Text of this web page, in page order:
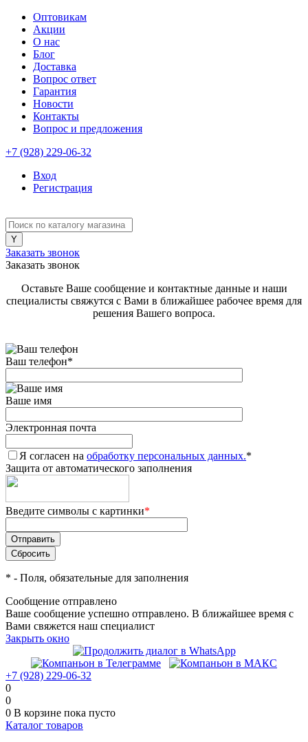
Оптовикам
Акции
О нас
Блог
Доставка
Вопрос ответ
Гарантия
Новости
Контакты
Вопрос и предложения
+7 (928) 229-06-32
Вход
Регистрация
Заказать звонок
Заказать звонок
Оставьте Ваше сообщение и контактные данные и наши
специалисты свяжутся с Вами в ближайшее рабочее время для
решения Вашего вопроса.
Ваш телефон*
Ваше имя
Электронная почта
Я согласен на обработку персональных данных.*
Защита от автоматического заполнения
Введите символы с картинки*
* - Поля, обязательные для заполнения
Сообщение отправлено
Ваше сообщение успешно отправлено. В ближайшее время с
Вами свяжется наш специалист
Закрыть окно
+7 (928) 229-06-32
0
0
0 В корзине пока пусто
Каталог товаров